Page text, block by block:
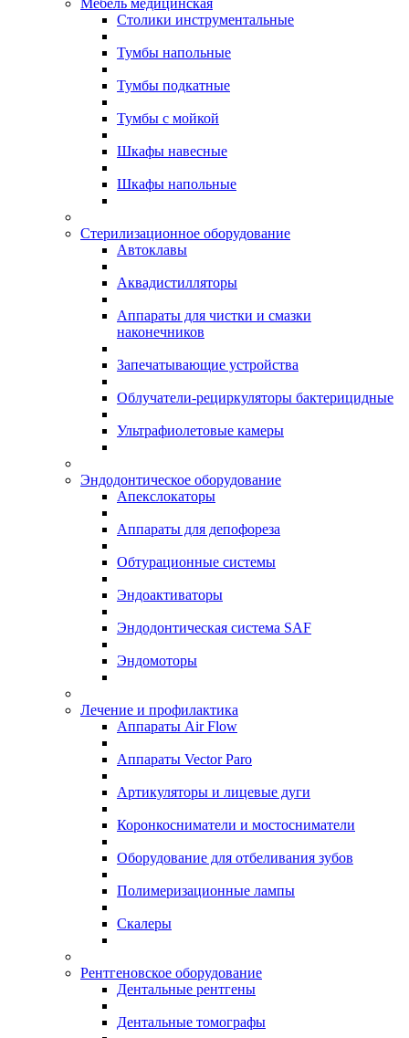
Мебель медицинская
Столики инструментальные
Тумбы напольные
Тумбы подкатные
Тумбы с мойкой
Шкафы навесные
Шкафы напольные
Стерилизационное оборудование
Автоклавы
Аквадистилляторы
Аппараты для чистки и смазки
наконечников
Запечатывающие устройства
Облучатели-рециркуляторы бактерицидные
Ультрафиолетовые камеры
Эндодонтическое оборудование
Апекслокаторы
Аппараты для депофореза
Обтурационные системы
Эндоактиваторы
Эндодонтическая система SAF
Эндомоторы
Лечение и профилактика
Аппараты Air Flow
Аппараты Vector Paro
Артикуляторы и лицевые дуги
Коронкосниматели и мостосниматели
Оборудование для отбеливания зубов
Полимеризационные лампы
Скалеры
Рентгеновское оборудование
Дентальные рентгены
Дентальные томографы